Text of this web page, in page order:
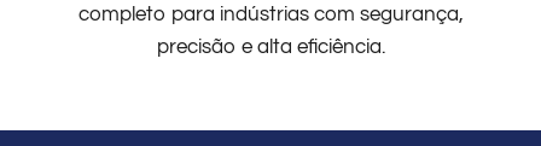
completo para indústrias com segurança,
precisão e alta eficiência.